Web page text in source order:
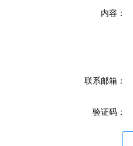
内容：
联系邮箱：
验证码：